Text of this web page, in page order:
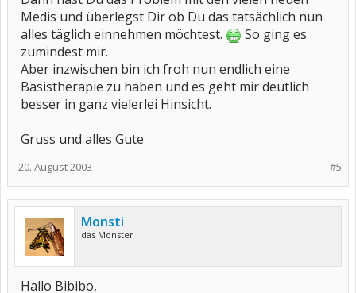
Medis und überlegst Dir ob Du das tatsächlich nun
alles täglich einnehmen möchtest.
So ging es
zumindest mir.
Aber inzwischen bin ich froh nun endlich eine
Basistherapie zu haben und es geht mir deutlich
besser in ganz vielerlei Hinsicht.
Gruss und alles Gute
#5
20. August 2003
Monsti
das Monster
Hallo Bibibo,